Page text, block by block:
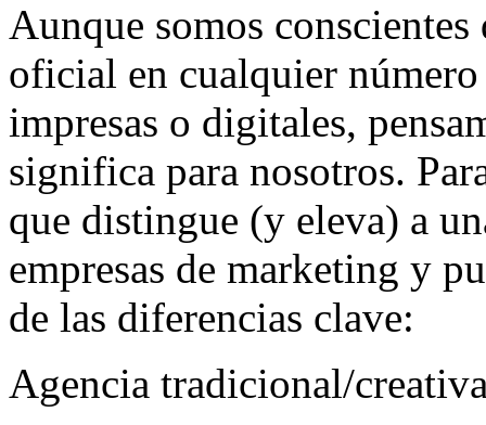
Aunque somos
oficial en cualquier
impresas o digitales,
significa para nosotros.
que distingue (y eleva) a
empresas de marketing y
de las diferencias clave:
Agencia tradicional/